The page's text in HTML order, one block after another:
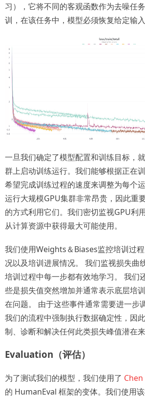
习），它将不同的客观函数作为去噪任
训，在该任务中，模型必须恢复给定输入
一旦我们确定了模型配置和训练目标，
群上启动训练运行。我们能够根据正在
希望完成训练过程的速度来调整为每个运
运行大规模GPU集群非常昂贵，因此重
的方式利用它们。我们密切监视GPU利
从计算资源中获得最大可能使用。
我们使用Weights＆Biases监控培训过
况以及培训进展情况。 我们监视损失曲
培训过程中每一步都有效地学习。 我们
些是损失值突然增加并通常表示底层培
在问题。 由于这些事件通常需要进一步
我们的流程中强制执行数据确定性，因
制、诊断和解决任何此类损失峰值潜在来
Evaluation（评估）
为了测试我们的模型，我们使用了
的 HumanEval 框架的变体。我们使用